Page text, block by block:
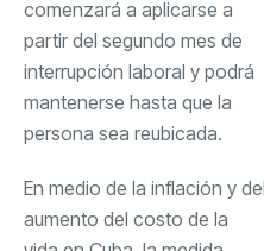
comenzará a aplicarse a
partir del segundo mes de
interrupción laboral y podrá
mantenerse hasta que la
persona sea reubicada.
En medio de la inflación y del
aumento del costo de la